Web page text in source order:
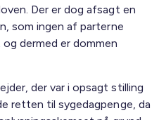
Der er dog afsagt en
som ingen af parterne
dermed er dommen
der var i opsagt stilling
retten til sygedagpenge, da